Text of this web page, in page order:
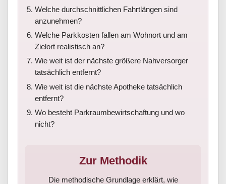
Welche durchschnittlichen Fahrtlängen sind
anzunehmen?
Welche Parkkosten fallen am Wohnort und am
Zielort realistisch an?
Wie weit ist der nächste größere Nahversorger
tatsächlich entfernt?
Wie weit ist die nächste Apotheke tatsächlich
entfernt?
Wo besteht Parkraumbewirtschaftung und wo
nicht?
Zur Methodik
Die methodische Grundlage erklärt, wie